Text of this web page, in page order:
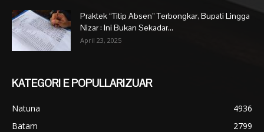
Praktek “Titip Absen” Terbongkar, Bupati Lingga
Nizar : Ini Bukan Sekadar...
April 23, 2025
KATEGORI E POPULLARIZUAR
Natuna
4936
Batam
2799